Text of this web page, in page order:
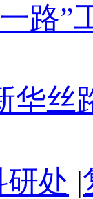
路”
华丝
处 |